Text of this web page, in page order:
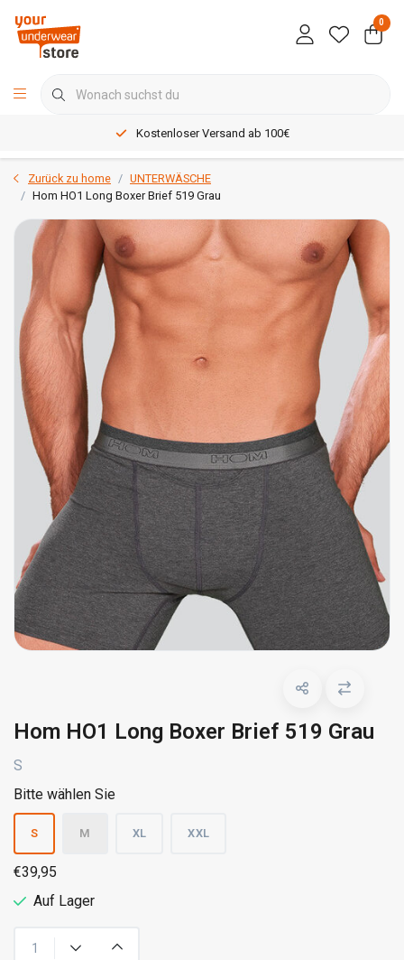
0
Kostenloser Versand ab 100€
Zurück zu home
UNTERWÄSCHE
Hom HO1 Long Boxer Brief 519 Grau
Hom HO1 Long Boxer Brief 519 Grau
S
Bitte wählen Sie
S M XL XXL
€39,95
Auf Lager